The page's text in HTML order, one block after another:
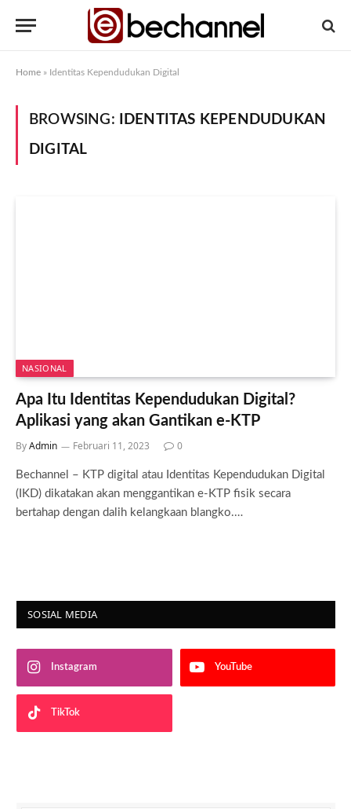
Home » Identitas Kependudukan Digital
BROWSING:
IDENTITAS KEPENDUDUKAN
DIGITAL
NASIONAL
Apa Itu Identitas Kependudukan Digital?
Aplikasi yang akan Gantikan e-KTP
ByAdmin Februari 11, 2023 0
Bechannel – KTP digital atau Identitas Kependudukan Digital
(IKD) dikatakan akan menggantikan e-KTP fisik secara
bertahap dengan dalih kelangkaan blangko.…
SOSIAL MEDIA
Instagram YouTube
TikTok